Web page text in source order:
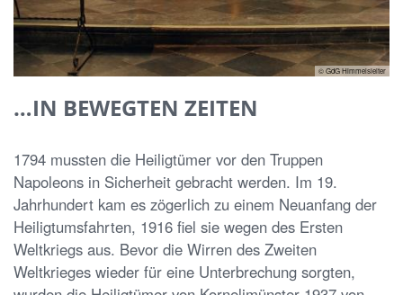
© GdG Himmelsleiter
…IN BEWEGTEN ZEITEN
1794 mussten die Heiligtümer vor den Truppen
Napoleons in Sicherheit gebracht werden. Im 19.
Jahrhundert kam es zögerlich zu einem Neuanfang der
Heiligtumsfahrten, 1916 ﬁel sie wegen des Ersten
Weltkriegs aus. Bevor die Wirren des Zweiten
Weltkrieges wieder für eine Unterbrechung sorgten,